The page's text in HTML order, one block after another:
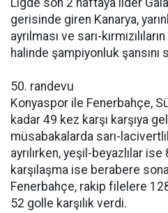
Ligde son 2 haftaya lider
gerisinde giren Kanarya,
ayrılması ve sarı-
halinde şampiyonluk şansını
50. randevu
Konyaspor ile Fenerbahçe,
kadar 49 kez karşı karşıya
müsabakalarda sarı-
ayrılırken, yeşil-beyazlılar ise
karşılaşma ise berabere
Fenerbahçe, rakip filelere
52 golle karşılık verdi.